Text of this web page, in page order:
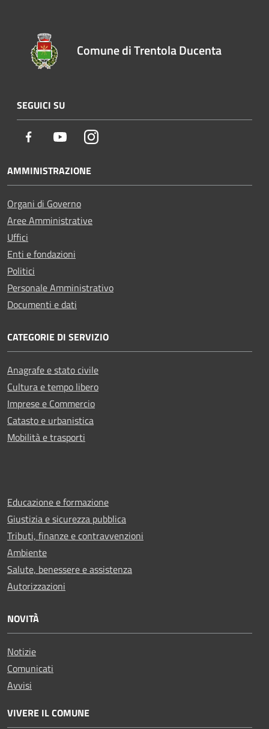
Comune di Trentola Ducenta
SEGUICI SU
Facebook YoutubeInstagram
AMMINISTRAZIONE
Organi di Governo
Aree Amministrative
Uffici
Enti e fondazioni
Politici
Personale Amministrativo
Documenti e dati
CATEGORIE DI SERVIZIO
Anagrafe e stato civile
Cultura e tempo libero
Imprese e Commercio
Catasto e urbanistica
Mobilità e trasporti
Educazione e formazione
Giustizia e sicurezza pubblica
Tributi, finanze e contravvenzioni
Ambiente
Salute, benessere e assistenza
Autorizzazioni
NOVITÀ
Notizie
Comunicati
Avvisi
VIVERE IL COMUNE